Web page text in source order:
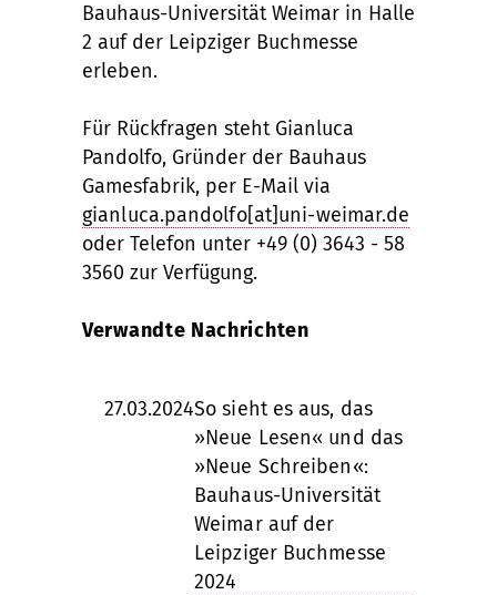
Bauhaus-Universität Weimar in Halle
2 auf der Leipziger Buchmesse
erleben.
Für Rückfragen steht Gianluca
Pandolfo, Gründer der Bauhaus
Gamesfabrik, per E-Mail via
gianluca.pandolfo[at]uni-weimar.de
oder Telefon unter +49 (0) 3643 - 58
3560 zur Verfügung.
Verwandte Nachrichten
27.03.2024So sieht es aus, das
»Neue Lesen« und das
»Neue Schreiben«:
Bauhaus-Universität
Weimar auf der
Leipziger Buchmesse
2024